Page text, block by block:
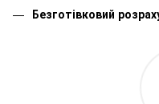
Безготівковий